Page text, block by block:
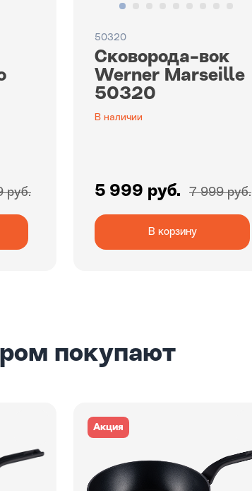
руб.
50320
Сковорода-вок
Werner Marseille
50320
В наличии
5 999 руб. 7 999 руб.
В корзину
покупают
Акция